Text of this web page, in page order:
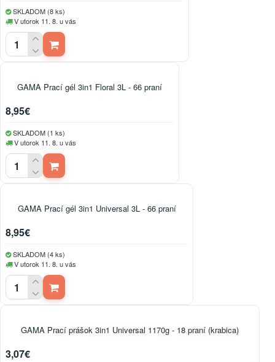
SKLADOM (8 ks)
V utorok 11. 8. u vás
GAMA Prací gél 3in1 Floral 3L - 66 praní
8,95€
SKLADOM (1 ks)
V utorok 11. 8. u vás
GAMA Prací gél 3in1 Universal 3L - 66 praní
8,95€
SKLADOM (4 ks)
V utorok 11. 8. u vás
GAMA Prací prášok 3in1 Universal 1170g - 18 praní (krabica)
3,07€